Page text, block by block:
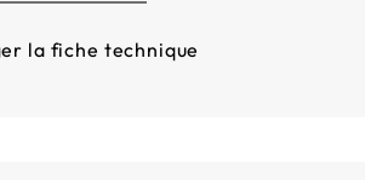
la fiche technique